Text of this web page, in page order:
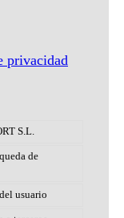
privacidad
S.L.
de
usuario